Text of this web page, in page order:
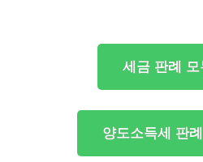
세금 판례 모
양도소득세 판